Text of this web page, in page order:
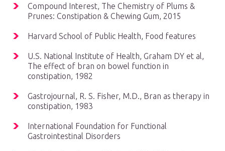
Compound Interest, The Chemistry of Plums &
Prunes: Constipation & Chewing Gum, 2015
Harvard School of Public Health, Food features
U.S. National Institute of Health, Graham DY et al,
The effect of bran on bowel function in
constipation, 1982
Gastrojournal, R. S. Fisher, M.D., Bran as therapy in
constipation, 1983
International Foundation for Functional
Gastrointestinal Disorders